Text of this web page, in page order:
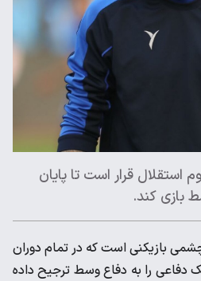
استقلال قرار است تا پایان
بازی کند.
چشمی بازیکنی است که در تمام دوران
دفاعی را به دفاع وسط ترجیح داده